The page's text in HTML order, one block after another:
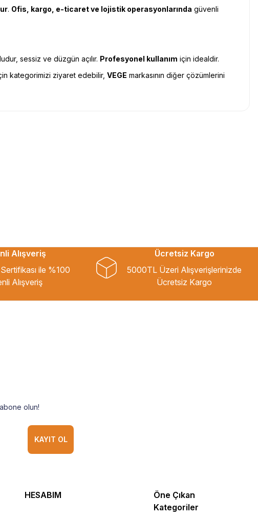
. Ofis, kargo, e-ticaret ve lojistik operasyonlarında güvenli
sessiz ve düzgün açılır. Profesyonel kullanım için idealdir.
kategorimizi ziyaret edebilir, VEGE markasının diğer çözümlerini
Alışveriş
ile %100
Alışveriş
Ücretsiz Kargo
5000TL Üzeri Alışverişlerinizde
Ücretsiz Kargo
olun!
KAYIT OL
HESABIM
Öne Çıkan
Kategoriler